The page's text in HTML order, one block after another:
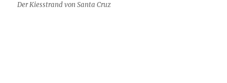
Der Kiesstrand von Santa Cruz